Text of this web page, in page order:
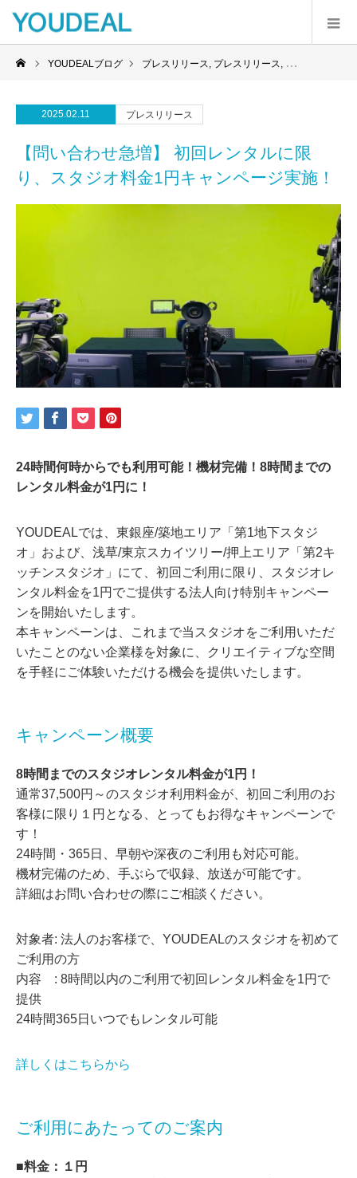
YOUDEALブログ プレスリリース, プレスリリース, レンタルスタジ
2025.02.11 プレスリリース
【問い合わせ急増】 初回レンタルに限
り、スタジオ料金1円キャンページ実施！
24時間何時からでも利用可能！機材完備！8時間までの
レンタル料金が1円に！
YOUDEALでは、東銀座/築地エリア「第1地下スタジ
オ」および、浅草/東京スカイツリー/押上エリア「第2キ
ッチンスタジオ」にて、初回ご利用に限り、スタジオレ
ンタル料金を1円でご提供する法人向け特別キャンペー
ンを開始いたします。
本キャンペーンは、これまで当スタジオをご利用いただ
いたことのない企業様を対象に、クリエイティブな空間
を手軽にご体験いただける機会を提供いたします。
キャンペーン概要
8時間までのスタジオレンタル料金が1円！
通常37,500円～のスタジオ利用料金が、初回ご利用のお
客様に限り１円となる、とってもお得なキャンペーンで
す！
24時間・365日、早朝や深夜のご利用も対応可能。
機材完備のため、手ぶらで収録、放送が可能です。
詳細はお問い合わせの際にご相談ください。
対象者: 法人のお客様で、YOUDEALのスタジオを初めて
ご利用の方
内容 : 8時間以内のご利用で初回レンタル料金を1円で
提供
24時間365日いつでもレンタル可能
詳しくはこちらから
ご利用にあたってのご案内
■料金：１円